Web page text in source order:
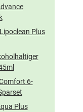
Plus
6-
Plus